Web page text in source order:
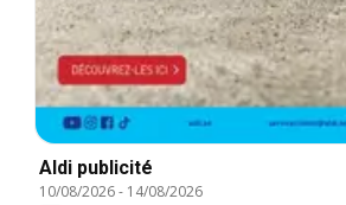
Aldi publicité
10/08/2026- 14/08/2026